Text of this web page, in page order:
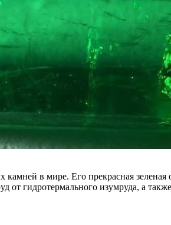
в мире. Его прекрасная
от гидротермального изумруда, а